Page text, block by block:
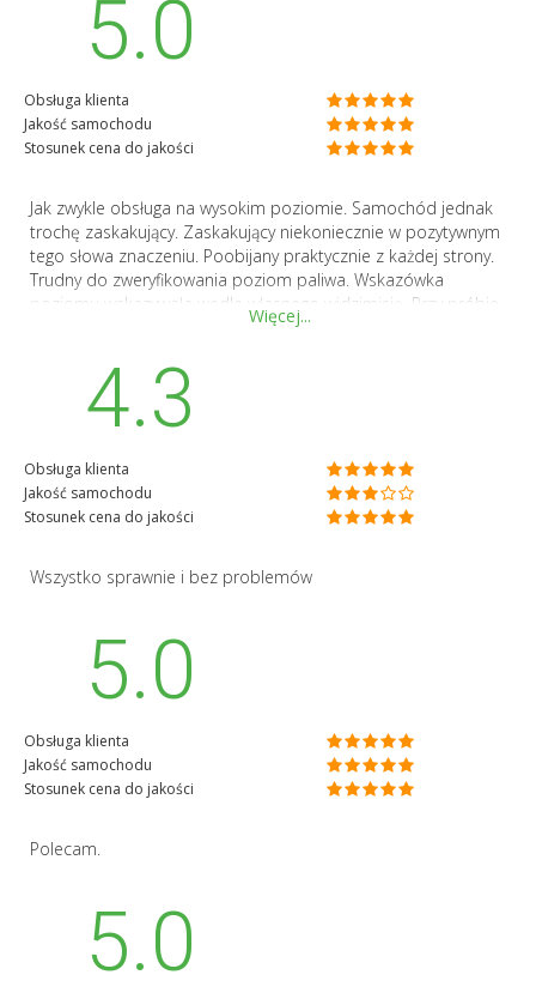
5.0
Obsługa klienta
Jakość samochodu
Stosunek cena do jakości
Jak zwykle obsługa na wysokim poziomie. Samochód jednak
trochę zaskakujący. Zaskakujący niekoniecznie w pozytywnym
tego słowa znaczeniu. Poobijany praktycznie z każdej strony.
Trudny do zweryfikowania poziom paliwa. Wskazówka
poziomu wskazywała wedle własnego widzimisię. Przy próbie
kontaktu z firmą (właścicielem pojazdu) dodzwoniłem się do...
krótkoterminowego jeździ lub jeździł jako taksówka. Może na
to wskazywać fakt, że samochód to Toyota Corolla z
napędem hybrydowym, a oprócz tego zamontowana była
bliski 115 tyś km to dość sporo... jeśli nie jest lub był
taksówką. Bardzo oszczędnie wyszedł wynajem przez to
kombo paliwowe, ale zeszło mi trochę, żeby zweryfikować
Więcej...
4.3
Obsługa klienta
Jakość samochodu
Stosunek cena do jakości
Wszystko sprawnie i bez problemów
5.0
Obsługa klienta
Jakość samochodu
Stosunek cena do jakości
Polecam.
5.0